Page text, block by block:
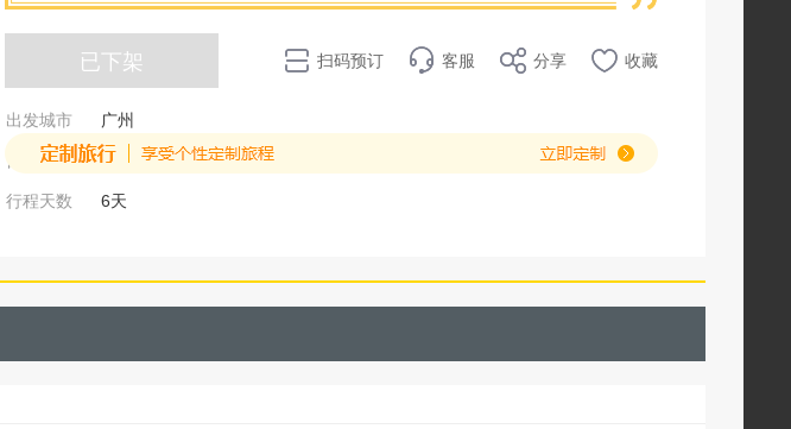
已下架 扫码预订 客服 分享 收藏
出发城市 广州
目的城市 日本-京都-大阪
行程天数 6天